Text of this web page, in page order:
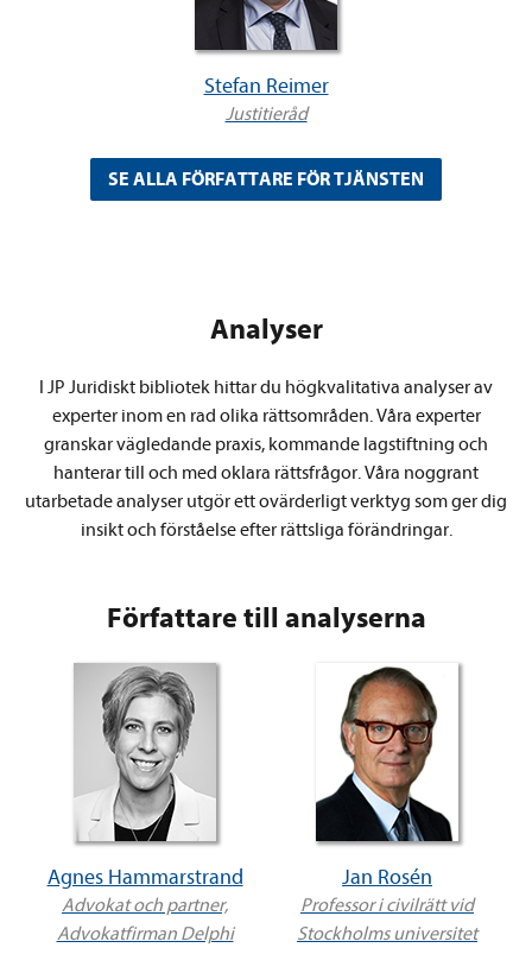
Stefan Reimer
Justitieråd
SE ALLA FÖRFATTARE FÖR TJÄNSTEN
Analyser
I JP Juridiskt bibliotek hittar du högkvalitativa analyser av
experter inom en rad olika rättsområden. Våra experter
granskar vägledande praxis, kommande lagstiftning och
hanterar till och med oklara rättsfrågor. Våra noggrant
utarbetade analyser utgör ett ovärderligt verktyg som ger dig
insikt och förståelse efter rättsliga förändringar.
Författare till analyserna
Agnes Hammarstrand
Advokat och partner,
Advokatfirman Delphi
Jan Rosén
Professor i civilrätt vid
Stockholms universitet